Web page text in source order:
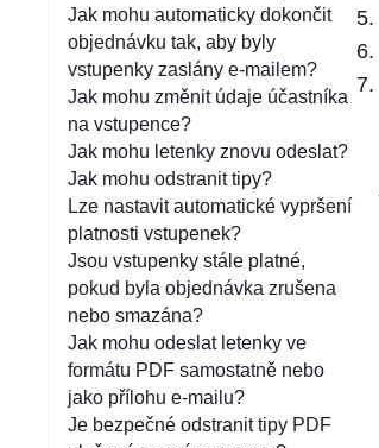
Jak mohu automaticky dokončit
objednávku tak, aby byly
vstupenky zaslány e-mailem?
Jak mohu změnit údaje účastníka
na vstupence?
Jak mohu letenky znovu odeslat?
Jak mohu odstranit tipy?
Lze nastavit automatické vypršení
platnosti vstupenek?
Jsou vstupenky stále platné,
pokud byla objednávka zrušena
nebo smazána?
Jak mohu odeslat letenky ve
formátu PDF samostatně nebo
jako přílohu e-mailu?
Je bezpečné odstranit tipy PDF